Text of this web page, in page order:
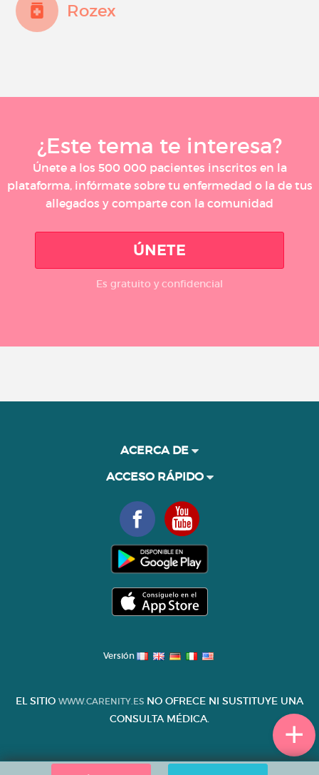
Rozex
¿Este tema te interesa?
Únete a los 500 000 pacientes inscritos en la
plataforma, infórmate sobre tu enfermedad o la de tus
allegados y comparte con la comunidad
ÚNETE
Es gratuito y confidencial
ACERCA DE
ACCESO RÁPIDO
Versión
EL SITIO WWW.CARENITY.ES NO OFRECE NI SUSTITUYE UNA
CONSULTA MÉDICA.